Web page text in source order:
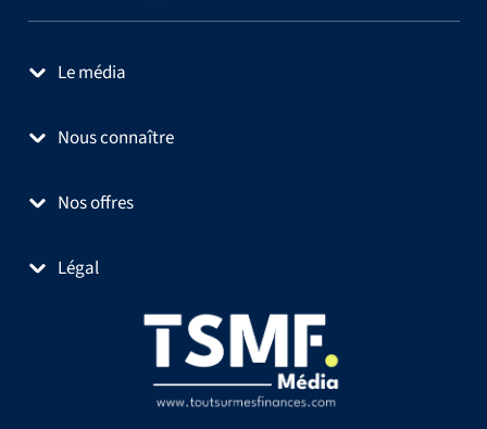
Le média
Nous connaître
Nos offres
Légal